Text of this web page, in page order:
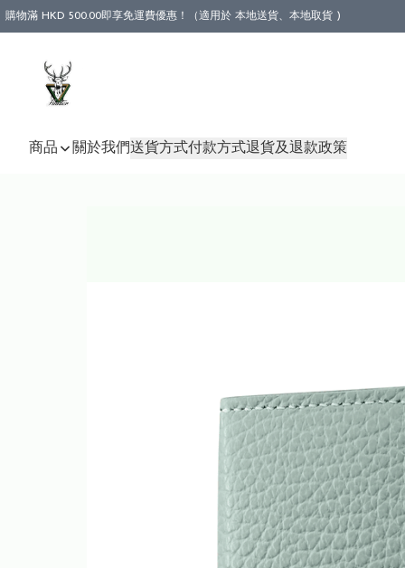
購物滿 HKD 500.00即享免運費優惠！（適用於 本地送貨、本地取貨 )
商品 關於我們送貨方式付款方式退貨及退款政策